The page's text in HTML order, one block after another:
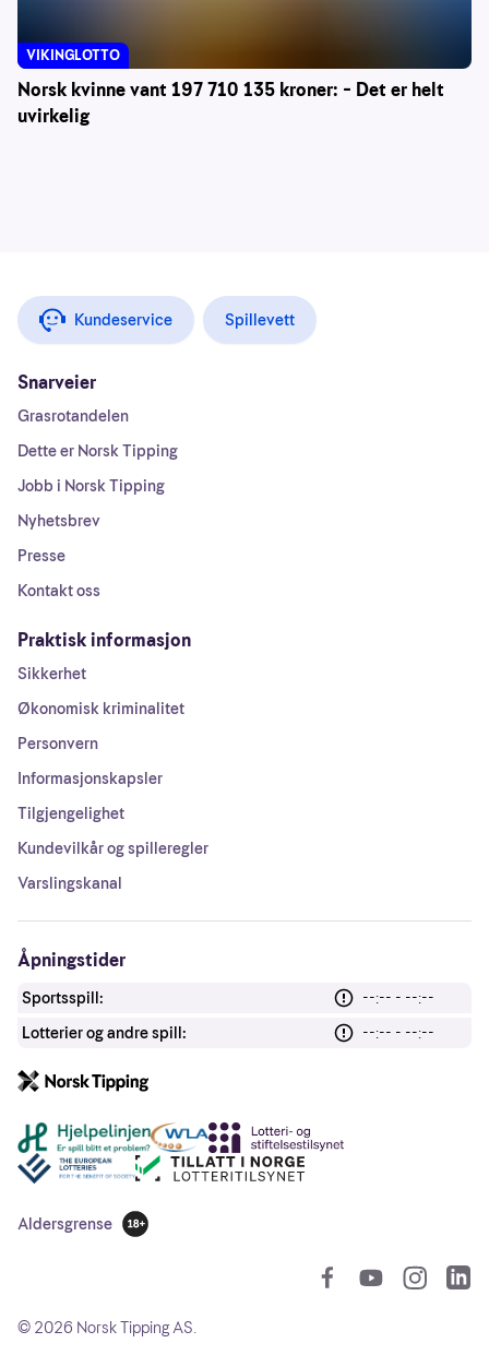
Norsk kvinne vant 197 710 135 kroner: – Det er helt
uvirkelig
VIKINGLOTTO
Kundeservice Spillevett
Snarveier
Grasrotandelen
Dette er Norsk Tipping
Jobb i Norsk Tipping
Nyhetsbrev
Presse
Kontakt oss
Praktisk informasjon
Sikkerhet
Økonomisk kriminalitet
Personvern
Informasjonskapsler
Tilgjengelighet
Kundevilkår og spilleregler
Varslingskanal
Åpningstider
Sportsspill:
--:-- - --:--
Lotterier og andre spill:
--:-- - --:--
Andre lenker
Aldersgrense
18 år
© 2026 Norsk Tipping AS.